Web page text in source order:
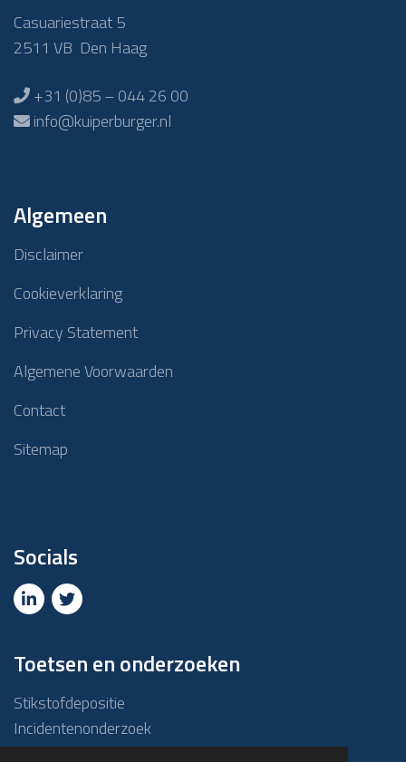
Casuariestraat 5
2511 VB Den Haag
+31 (0)85 – 044 26 00
info@kuiperburger.nl
Algemeen
Disclaimer
Cookieverklaring
Privacy Statement
Algemene Voorwaarden
Contact
Sitemap
Socials
Toetsen en onderzoeken
Stikstofdepositie
Incidentenonderzoek
Due diligence